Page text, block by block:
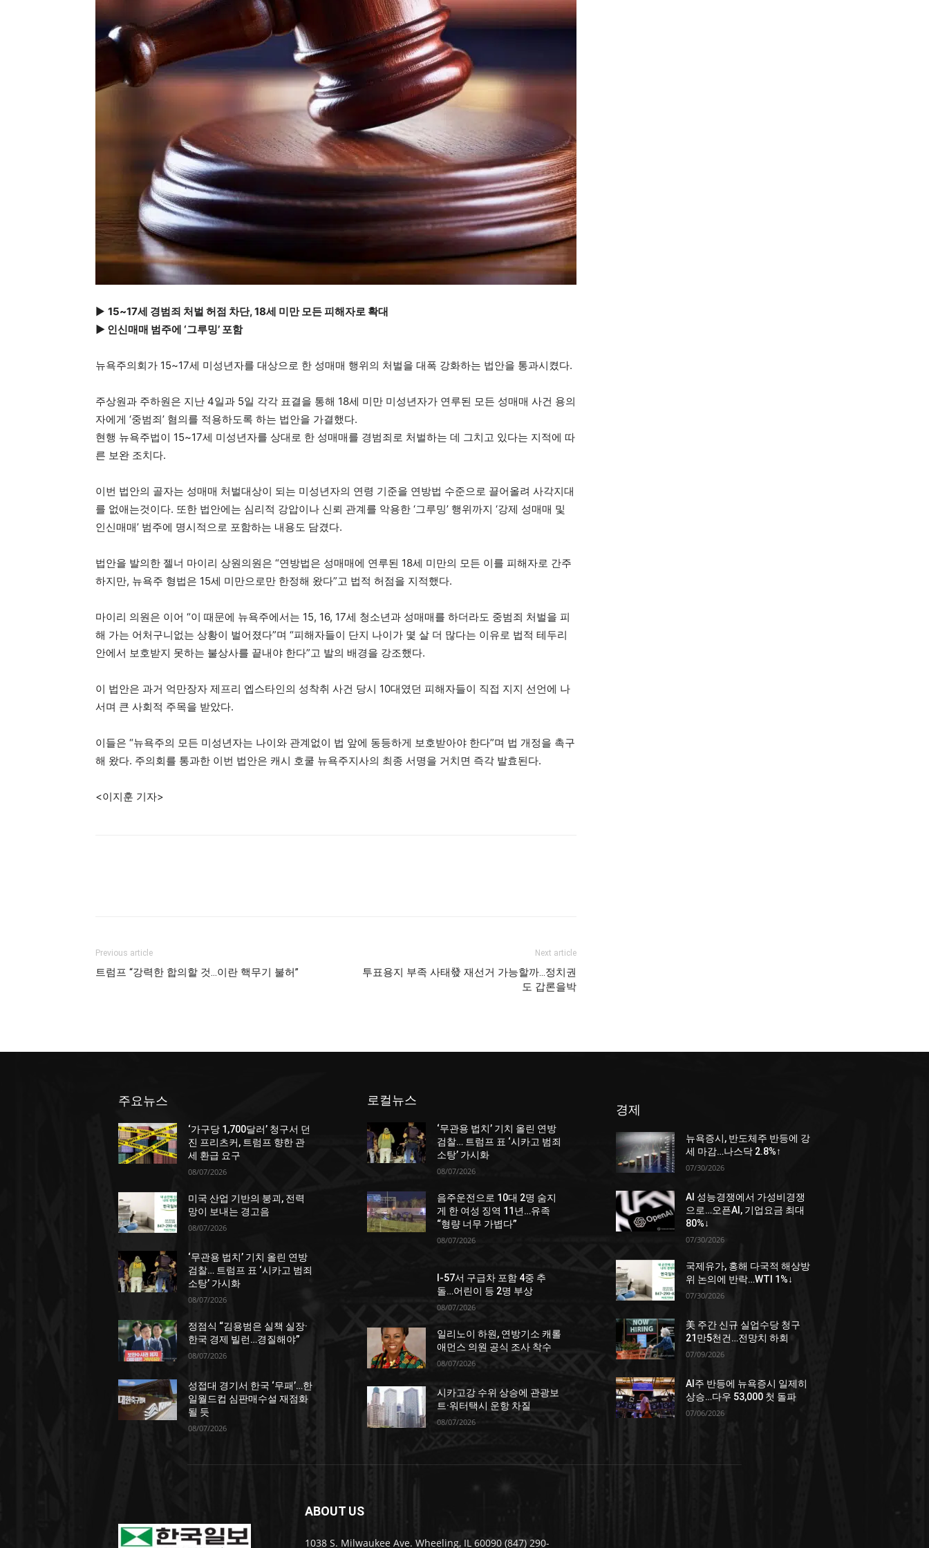
▶ 15~17세 경범죄 처벌 허점 차단, 18세 미만 모든 피해자로 확대
▶ 인신매매 범주에 ‘그루밍’ 포함
뉴욕주의회가 15~17세 미성년자를 대상으로 한 성매매 행위의 처벌을 대폭 강화하는 법안을 통과시켰다.
주상원과 주하원은 지난 4일과 5일 각각 표결을 통해 18세 미만 미성년자가 연루된 모든 성매매 사건 용의
자에게 ‘중범죄’ 혐의를 적용하도록 하는 법안을 가결했다.
현행 뉴욕주법이 15~17세 미성년자를 상대로 한 성매매를 경범죄로 처벌하는 데 그치고 있다는 지적에 따
른 보완 조치다.
이번 법안의 골자는 성매매 처벌대상이 되는 미성년자의 연령 기준을 연방법 수준으로 끌어올려 사각지대
를 없애는것이다. 또한 법안에는 심리적 강압이나 신뢰 관계를 악용한 ‘그루밍’ 행위까지 ‘강제 성매매 및
인신매매’ 범주에 명시적으로 포함하는 내용도 담겼다.
법안을 발의한 젤너 마이리 상원의원은 “연방법은 성매매에 연루된 18세 미만의 모든 이를 피해자로 간주
하지만, 뉴욕주 형법은 15세 미만으로만 한정해 왔다”고 법적 허점을 지적했다.
마이리 의원은 이어 “이 때문에 뉴욕주에서는 15, 16, 17세 청소년과 성매매를 하더라도 중범죄 처벌을 피
해 가는 어처구니없는 상황이 벌어졌다”며 “피해자들이 단지 나이가 몇 살 더 많다는 이유로 법적 테두리
안에서 보호받지 못하는 불상사를 끝내야 한다”고 발의 배경을 강조했다.
이 법안은 과거 억만장자 제프리 엡스타인의 성착취 사건 당시 10대였던 피해자들이 직접 지지 선언에 나
서며 큰 사회적 주목을 받았다.
이들은 “뉴욕주의 모든 미성년자는 나이와 관계없이 법 앞에 동등하게 보호받아야 한다”며 법 개정을 촉구
해 왔다. 주의회를 통과한 이번 법안은 캐시 호쿨 뉴욕주지사의 최종 서명을 거치면 즉각 발효된다.
<이지훈 기자>
Previous article
트럼프 “강력한 합의할 것…이란 핵무기 불허”
Next article
투표용지 부족 사태發 재선거 가능할까…정치권
도 갑론을박
주요뉴스
‘가구당 1,700달러’ 청구서 던
진 프리츠커, 트럼프 향한 관
세 환급 요구
08/07/2026
미국 산업 기반의 붕괴, 전력
망이 보내는 경고음
08/07/2026
‘무관용 법치’ 기치 올린 연방
검찰… 트럼프 표 ‘시카고 범죄
소탕’ 가시화
08/07/2026
정점식 “김용범은 실책 실장·
한국 경제 빌런…경질해야”
08/07/2026
성접대 경기서 한국 ‘무패’…한
일월드컵 심판매수설 재점화
될 듯
08/07/2026
로컬뉴스
‘무관용 법치’ 기치 올린 연방
검찰… 트럼프 표 ‘시카고 범죄
소탕’ 가시화
08/07/2026
음주운전으로 10대 2명 숨지
게 한 여성 징역 11년…유족
“형량 너무 가볍다”
08/07/2026
I-57서 구급차 포함 4중 추
돌…어린이 등 2명 부상
08/07/2026
일리노이 하원, 연방기소 캐롤
애먼스 의원 공식 조사 착수
08/07/2026
시카고강 수위 상승에 관광보
트·워터택시 운항 차질
08/07/2026
경제
뉴욕증시, 반도체주 반등에 강
세 마감…나스닥 2.8%↑
07/30/2026
AI 성능경쟁에서 가성비경쟁
으로…오픈AI, 기업요금 최대
80%↓
07/30/2026
국제유가, 홍해 다국적 해상방
위 논의에 반락…WTI 1%↓
07/30/2026
美 주간 신규 실업수당 청구
21만5천건…전망치 하회
07/09/2026
AI주 반등에 뉴욕증시 일제히
상승…다우 53,000 첫 돌파
07/06/2026
ABOUT US
1038 S. Milwaukee Ave. Wheeling, IL 60090 (847) 290-